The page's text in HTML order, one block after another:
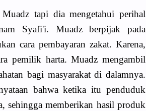
tapi dia mengetahui perihal
Syafi'i. Muadz berpijak pada
cara pembayaran zakat. Karena,
pemilik harta. Muadz mengambil
bagi masyarakat di dalamnya.
bahwa ketika itu penduduk
sehingga memberikan hasil produk